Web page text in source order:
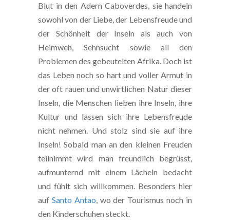
Blut in den Adern Caboverdes, sie handeln
sowohl von der Liebe, der Lebensfreude und
der Schönheit der Inseln als auch von
Heimweh, Sehnsucht sowie all den
Problemen des gebeutelten Afrika. Doch ist
das Leben noch so hart und voller Armut in
der oft rauen und unwirtlichen Natur dieser
Inseln, die Menschen lieben ihre Inseln, ihre
Kultur und lassen sich ihre Lebensfreude
nicht nehmen. Und stolz sind sie auf ihre
Inseln! Sobald man an den kleinen Freuden
teilnimmt wird man freundlich begrüsst,
aufmunternd mit einem Lächeln bedacht
und fühlt sich willkommen. Besonders hier
auf Santo Antao, wo der Tourismus noch in
den Kinderschuhen steckt.